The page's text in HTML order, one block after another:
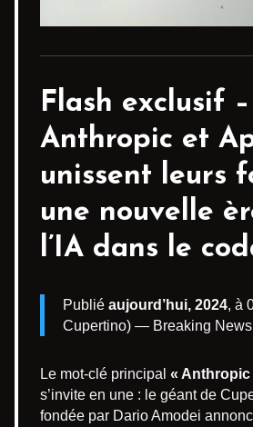
Flash exclusif –
Anthropic et
unissent leurs
une nouvelle
l’IA dans le
Publié aujourd’hui, 2024, à
Cupertino) — Breaking News
Le mot-clé principal « Anthropic
s’invite en une : le géant de
fondée par Dario Amodei